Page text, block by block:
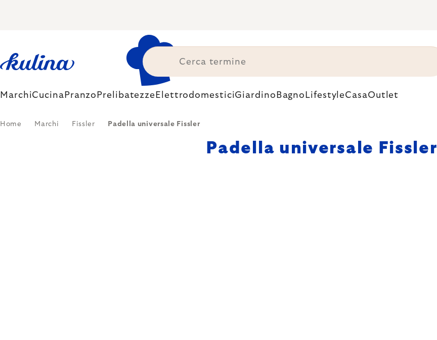
MarchiCucina Pranzo Prelibatezze ElettrodomesticiGiardino Bagno LifestyleCasaOutlet
Home Marchi Fissler Padella universale Fissler
Padella universale Fissler